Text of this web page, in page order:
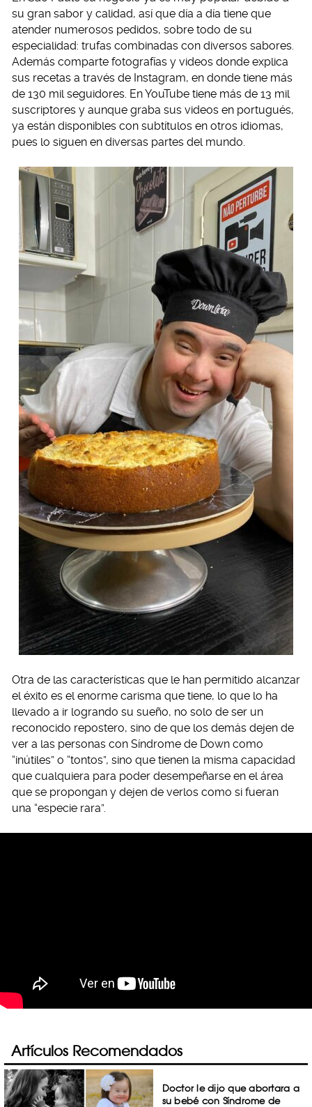
su gran sabor y calidad, así que día a día tiene que
atender numerosos pedidos, sobre todo de su
especialidad: trufas combinadas con diversos sabores.
Además comparte fotografías y videos donde explica
sus recetas a través de Instagram, en donde tiene más
de 130 mil seguidores. En YouTube tiene más de 13 mil
suscriptores y aunque graba sus videos en portugués,
ya están disponibles con subtítulos en otros idiomas,
pues lo siguen en diversas partes del mundo.
Otra de las características que le han permitido alcanzar
el éxito es el enorme carisma que tiene, lo que lo ha
llevado a ir logrando su sueño, no solo de ser un
reconocido repostero, sino de que los demás dejen de
ver a las personas con Síndrome de Down como
“inútiles” o “tontos”, sino que tienen la misma capacidad
que cualquiera para poder desempeñarse en el área
que se propongan y dejen de verlos como si fueran
una “especie rara”.
Artículos Recomendados
Doctor le dijo que abortara a
su bebé con Síndrome de